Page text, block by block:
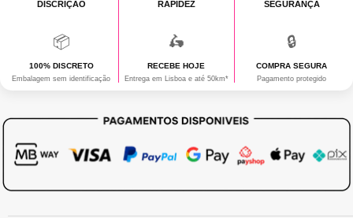
DISCRIÇÃO
📦
100% DISCRETO
Embalagem sem identificação
RAPIDEZ
🛵
RECEBE HOJE
Entrega em Lisboa e até 50km*
SEGURANÇA
🔒
COMPRA SEGURA
Pagamento protegido